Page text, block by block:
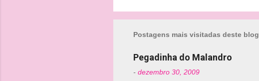
Postagens mais visitadas deste blog
Pegadinha do Malandro
- dezembro 30, 2009